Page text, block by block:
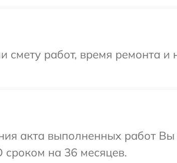
смету работ, время ремонта
акта выполненных работ
сроком на 36 месяцев.